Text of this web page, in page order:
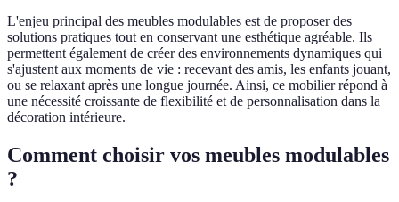
L'enjeu principal des meubles modulables est de proposer des
solutions pratiques tout en conservant une esthétique agréable. Ils
permettent également de créer des environnements dynamiques qui
s'ajustent aux moments de vie : recevant des amis, les enfants jouant,
ou se relaxant après une longue journée. Ainsi, ce mobilier répond à
une nécessité croissante de flexibilité et de personnalisation dans la
décoration intérieure.
Comment choisir vos meubles modulables
?